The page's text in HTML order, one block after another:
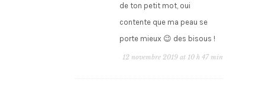
de ton petit mot, oui
contente que ma peau se
porte mieux 😉 des bisous !
12 novembre 2019 at 10 h 47 min